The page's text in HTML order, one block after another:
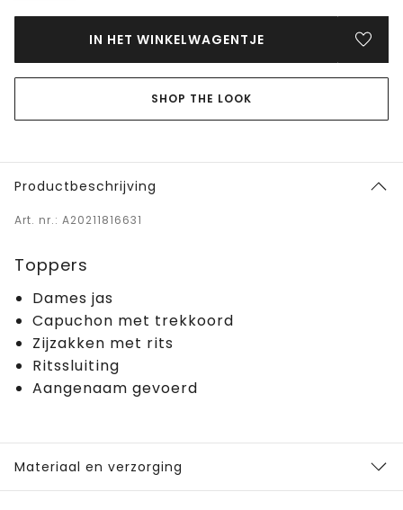
IN HET WINKELWAGENTJE
SHOP THE LOOK
Productbeschrijving
Art. nr.: A20211816631
Toppers
Dames jas
Capuchon met trekkoord
Zijzakken met rits
Ritssluiting
Aangenaam gevoerd
Materiaal en verzorging